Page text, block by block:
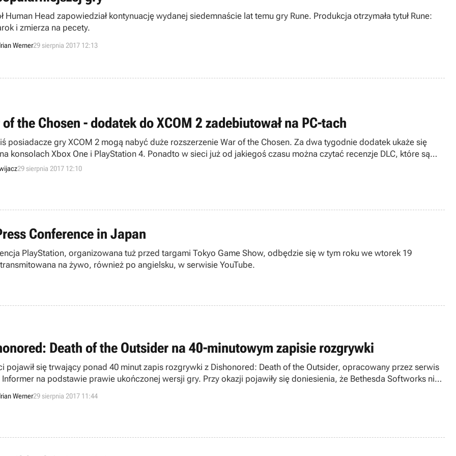
Human Head zapowiedział kontynuację wydanej siedemnaście lat temu gry Rune. Produkcja otrzymała tytuł Rune:
i zmierza na pecety.
Werner29 sierpnia 2017 12:13
of the Chosen - dodatek do XCOM 2 zadebiutował na PC-tach
posiadacze gry XCOM 2 mogą nabyć duże rozszerzenie War of the Chosen. Za dwa tygodnie dodatek ukaże się
konsolach Xbox One i PlayStation 4. Ponadto w sieci już od jakiegoś czasu można czytać recenzje DLC, które są
pozytywne.
29 sierpnia 2017 12:10
Conference in Japan
PlayStation, organizowana tuż przed targami Tokyo Game Show, odbędzie się w tym roku we wtorek 19
na żywo, również po angielsku, w serwisie YouTube.
Death of the Outsider na 40-minutowym zapisie rozgrywki
pojawił się trwający ponad 40 minut zapis rozgrywki z Dishonored: Death of the Outsider, opracowany przez serwis
Informer na podstawie prawie ukończonej wersji gry. Przy okazji pojawiły się doniesienia, że Bethesda Softworks nie
szykować nowych odsłon serii w najbliższym czasie, a już na pewno nie pociągnie dalej historii bohaterów z
i „dwójki”.
Werner29 sierpnia 2017 11:44